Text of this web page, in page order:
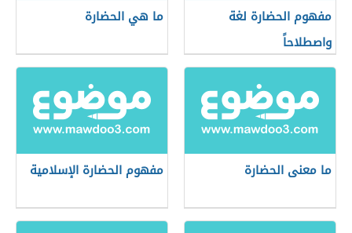
مفهوم الحضارة لغة
واصطلاحاً
ما هي الحضارة
ما معنى الحضارة مفهوم الحضارة الإسلامية